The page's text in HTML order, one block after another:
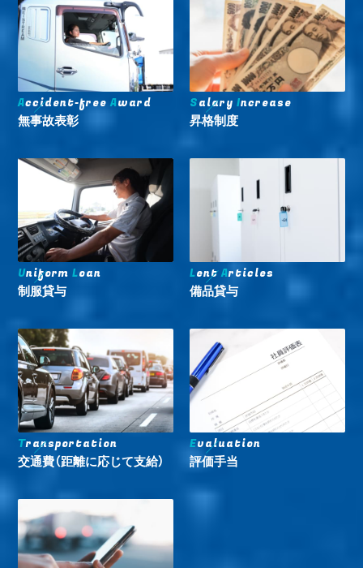
Accident-freeAward
無事故表彰
SalaryIncrease
昇格制度
UniformLoan
制服貸与
LentArticles
備品貸与
Transportation
交通費（距離に応じて支給）
Evaluation
評価手当